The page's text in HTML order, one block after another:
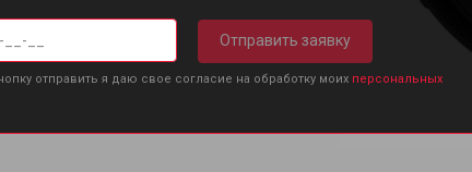
Отправить заявку
отправить я даю свое согласие на обработку моих персональных